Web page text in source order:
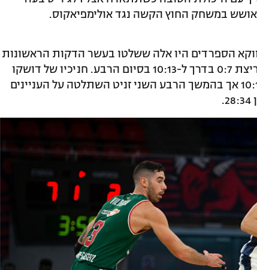
במשחק החוץ הקשה נגד אולימפיאקוס.
הספרדים היו אלה ששלטו בעשר הדקות הראשונות
של המשחק ופתחו פער חמש נקודות עם ריצת 0:7 בדרך ל-10:13 בסיום הרבע. חניכיו של דושקו
איבאנוביץ' הספיקו להגדיל את הפער ל-10:17 אך בהמשך הרבע השני זניט השתלטה על העניינים